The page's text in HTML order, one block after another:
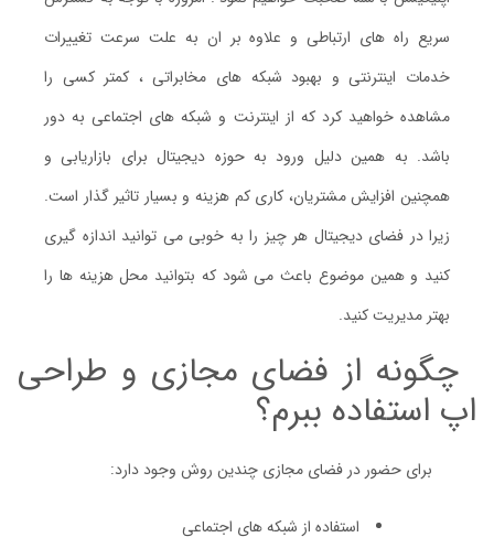
سریع راه های ارتباطی و علاوه بر ان به علت سرعت تغییرات
خدمات اینترنتی و بهبود شبکه های مخابراتی ، کمتر کسی را
مشاهده خواهید کرد که از اینترنت و شبکه های اجتماعی به دور
باشد. به همین دلیل ورود به حوزه دیجیتال برای بازاریابی و
همچنین افزایش مشتریان، کاری کم هزینه و بسیار تاثیر گذار است.
زیرا در فضای دیجیتال هر چیز را به خوبی می توانید اندازه گیری
کنید و همین موضوع باعث می شود که بتوانید محل هزینه ها را
بهتر مدیریت کنید.
چگونه از فضای مجازی و طراحی
اپ استفاده ببرم؟
برای حضور در فضای مجازی چندین روش وجود دارد:
استفاده از شبکه های اجتماعی